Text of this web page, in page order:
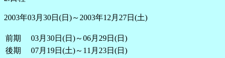
2003年03月30日(日)～2003年12月27日(土)
前期
03月30日(日)～06月29日(日)
後期
07月19日(土)～11月23日(日)